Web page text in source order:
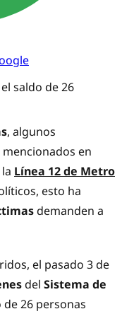
saldo de 26
, algunos
mencionados en
Línea 12 de Metro
esto ha
demanden a
el pasado 3 de
del Sistema de
26 personas